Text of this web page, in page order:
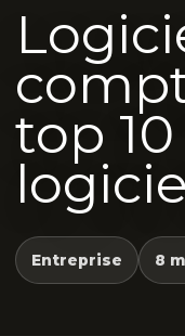
top
Entreprise 8